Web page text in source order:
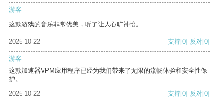
游客
这款游戏的音乐非常优美，听了让人心旷神怡。
2025-10-22 支持[0] 反对[0]
游客
这款加速器VPM应用程序已经为我们带来了无限的流畅体验和安全性保
护。
2025-10-22
支持[0] 反对[0]